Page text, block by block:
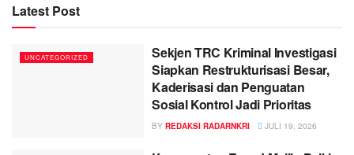
Latest Post
UNCATEGORIZED
Sekjen TRC Kriminal Investigasi
Siapkan Restrukturisasi Besar,
Kaderisasi dan Penguatan
Sosial Kontrol Jadi Prioritas
BY REDAKSI RADARNKRI JULI 19, 2026